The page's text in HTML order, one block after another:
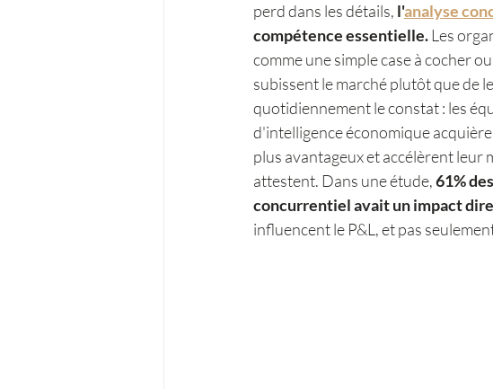
perd dans les détails, l'analyse
compétence essentielle. Les
comme une simple case à cocher
subissent le marché plutôt que de
quotidiennement le constat : les
d'intelligence économique
plus avantageux et accélèrent leur
attestent. Dans une étude, 61%
concurrentiel avait un impact
influencent le P&L, et pas